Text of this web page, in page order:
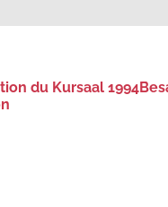
du Kursaal